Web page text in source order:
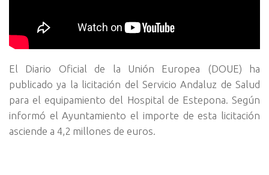
El Diario Oficial de la Unión Europea (DOUE) ha
publicado ya la licitación del Servicio Andaluz de Salud
para el equipamiento del Hospital de Estepona. Según
informó el Ayuntamiento el importe de esta licitación
asciende a 4,2 millones de euros.